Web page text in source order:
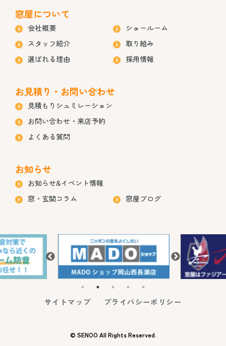
窓屋について
会社概要
ショールーム
スタッフ紹介
取り組み
選ばれる理由
採用情報
お見積り・お問い合わせ
見積もりシュミレーション
お問い合わせ・来店予約
よくある質問
お知らせ
お知らせ&イベント情報
窓・玄関コラム
窓屋ブログ
サイトマップ プライバシーポリシー
© SENOO All Rights Reserved.